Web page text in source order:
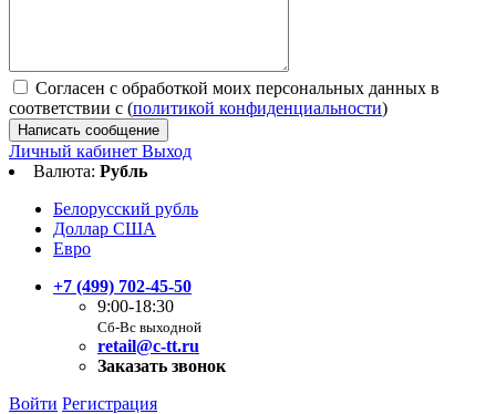
Согласен с обработкой моих персональных данных в
соответствии с (политикой конфиденциальности)
Написать сообщение
Личный кабинет Выход
Валюта: Рубль
Белорусский рубль
Доллар США
Евро
+7 (499) 702-45-50
9:00-18:30
Сб-Вс выходной
retail@c-tt.ru
Заказать звонок
Войти Регистрация